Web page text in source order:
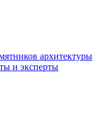
архитектуры
и эксперты